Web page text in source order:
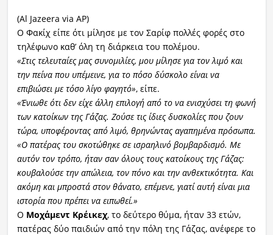
(Al Jazeera via AP)
Ο Φακίχ είπε ότι μίλησε με τον Σαρίφ πολλές φορές στο
τηλέφωνο καθ’ όλη τη διάρκεια του πολέμου.
«Στις τελευταίες μας συνομιλίες, μου μίλησε για τον λιμό και
την πείνα που υπέμεινε, για το πόσο δύσκολο είναι να
επιβιώσει με τόσο λίγο φαγητό», είπε.
«Ένιωθε ότι δεν είχε άλλη επιλογή από το να ενισχύσει τη φωνή
των κατοίκων της Γάζας. Ζούσε τις ίδιες δυσκολίες που ζουν
τώρα, υποφέροντας από λιμό, θρηνώντας αγαπημένα πρόσωπα.
«Ο πατέρας του σκοτώθηκε σε ισραηλινό βομβαρδισμό. Με
αυτόν τον τρόπο, ήταν σαν όλους τους κατοίκους της Γάζας:
κουβαλούσε την απώλεια, τον πόνο και την ανθεκτικότητα. Και
ακόμη και μπροστά στον θάνατο, επέμενε, γιατί αυτή είναι μια
ιστορία που πρέπει να ειπωθεί.»
Ο Μοχάμεντ Κρέικεχ, το δεύτερο θύμα, ήταν 33 ετών,
πατέρας δύο παιδιών από την πόλη της Γάζας, ανέφερε το